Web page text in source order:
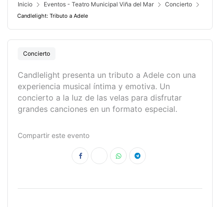
Inicio Eventos - Teatro Municipal Viña del Mar Concierto
Candlelight: Tributo a Adele
Concierto
Candlelight presenta un tributo a Adele con una
experiencia musical íntima y emotiva. Un
concierto a la luz de las velas para disfrutar
grandes canciones en un formato especial.
Compartir este evento